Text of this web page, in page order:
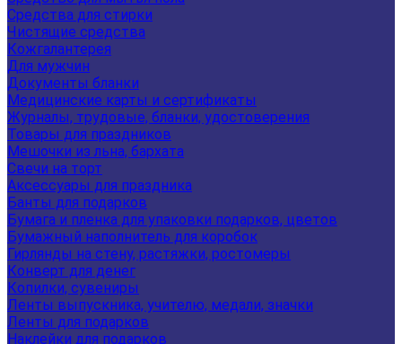
Средства для стирки
Чистящие средства
Кожгалантерея
Для мужчин
Документы бланки
Медицинские карты и сертификаты
Журналы, трудовые, бланки, удостоверения
Товары для праздников
Мешочки из льна, бархата
Свечи на торт
Аксессуары для праздника
Банты для подарков
Бумага и пленка для упаковки подарков, цветов
Бумажный наполнитель для коробок
Гирлянды на стену, растяжки, ростомеры
Конверт для денег
Копилки, сувениры
Ленты выпускника, учителю, медали, значки
Ленты для подарков
Наклейки для подарков